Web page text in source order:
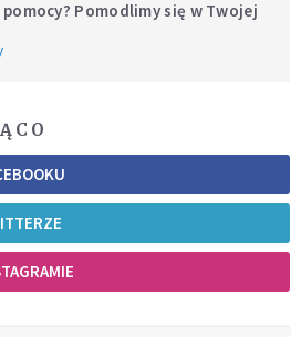
Pomodlimy się w Twojej